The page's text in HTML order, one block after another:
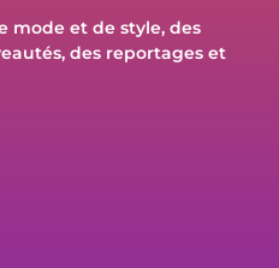
mode et de style, des
des reportages et